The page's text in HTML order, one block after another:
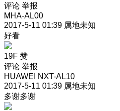
评论 举报
MHA-AL00
2017-5-11 01:39 属地未知
好看
19F 赞
评论 举报
HUAWEI NXT-AL10
2017-5-11 01:39 属地未知
多谢多谢